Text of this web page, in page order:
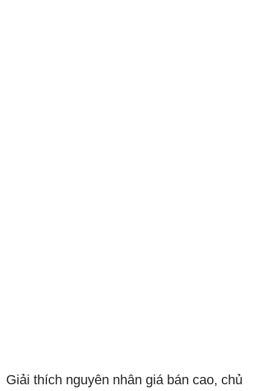
Giải thích nguyên nhân giá bán cao, chủ